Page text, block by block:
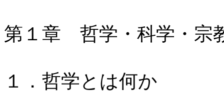
第１章 哲学・科学・宗
１．哲学とは何か